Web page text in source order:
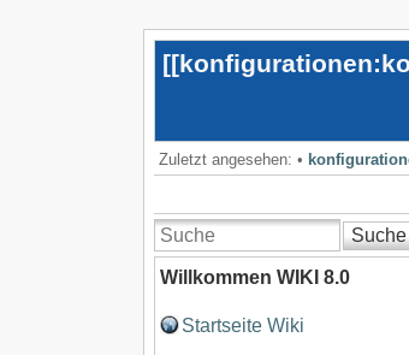
[[
Zuletzt angesehen: •
Suche
Willkommen WIKI 8.0
Startseite Wiki